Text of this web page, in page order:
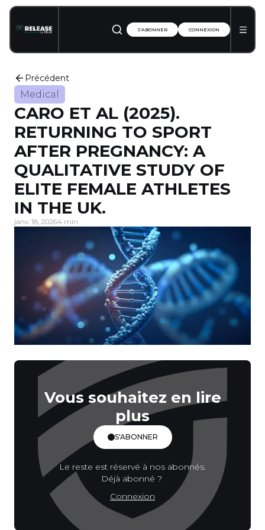
S'ABONNER CONNEXION
Précédent
Medical
CARO ET AL (2025).
RETURNING TO SPORT
AFTER PREGNANCY: A
QUALITATIVE STUDY OF
ELITE FEMALE ATHLETES
IN THE UK.
janv. 18, 20264 min
Vous souhaitez en lire
plus
S'ABONNER
Le reste est réservé à nos abonnés.
Déjà abonné ?
Connexion